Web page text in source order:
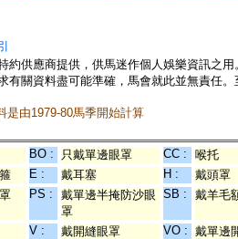
約供應商提供，供馬迷作個人娛樂資訊之
有關資料盡可能準確，馬會就此並無責任
是由1979-80馬季開始計算
BO : 只戴單邊眼罩 CC : 喉托
E : 戴耳塞 H : 戴頭罩
PS :
戴單邊半掩防沙眼
罩
SB : 戴羊毛
V : 戴開縫眼罩 VO : 戴單邊